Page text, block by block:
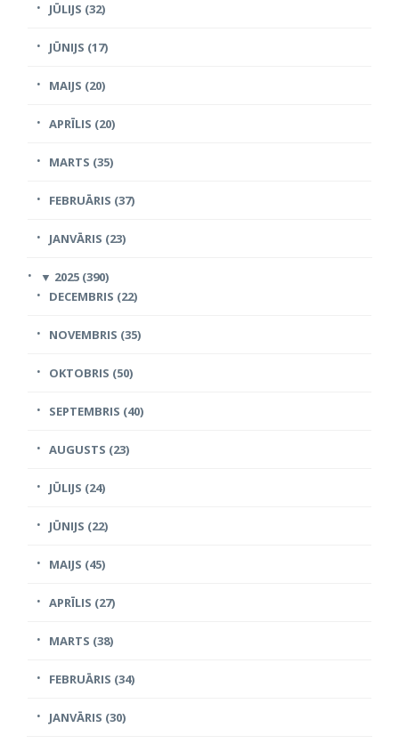
JŪLIJS (32)
JŪNIJS (17)
MAIJS (20)
APRĪLIS (20)
MARTS (35)
FEBRUĀRIS (37)
JANVĀRIS (23)
▼ 2025 (390)
DECEMBRIS (22)
NOVEMBRIS (35)
OKTOBRIS (50)
SEPTEMBRIS (40)
AUGUSTS (23)
JŪLIJS (24)
JŪNIJS (22)
MAIJS (45)
APRĪLIS (27)
MARTS (38)
FEBRUĀRIS (34)
JANVĀRIS (30)